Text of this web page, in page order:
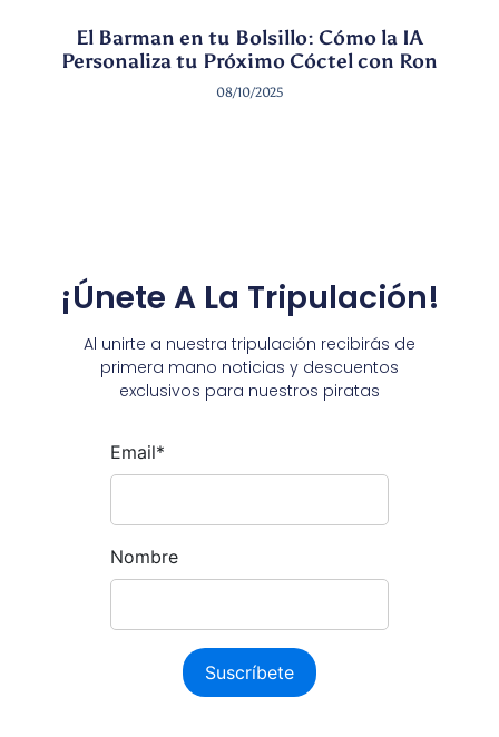
El Barman en tu Bolsillo: Cómo la IA
Personaliza tu Próximo Cóctel con Ron
08/10/2025
¡Únete A La Tripulación!
Al unirte a nuestra tripulación recibirás de
primera mano noticias y descuentos
exclusivos para nuestros piratas
Email*
Nombre